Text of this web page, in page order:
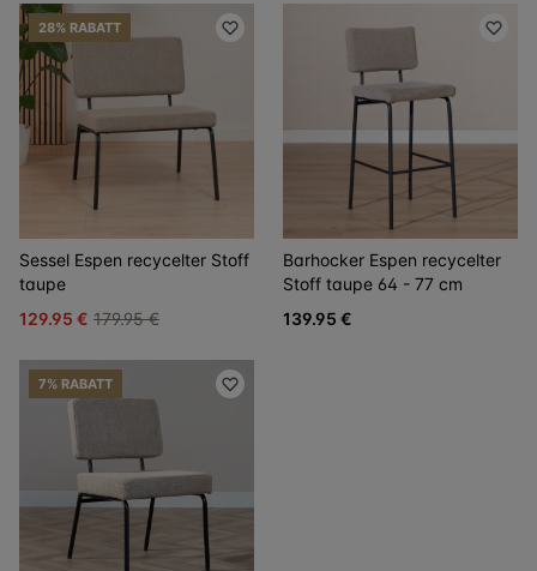
28% RABATT
Sessel Espen recycelter Stoff
taupe
129.95 € 179.95 €
Barhocker Espen recycelter
Stoff taupe 64 - 77 cm
139.95 €
7% RABATT